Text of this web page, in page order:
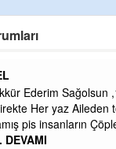
YILMAZ
DERE
ALKAYA
YERLEŞİM
DUVARLAR